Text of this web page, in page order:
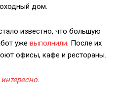
дом.
известно, что большую
уже выполнили. После их
офисы, кафе и рестораны.